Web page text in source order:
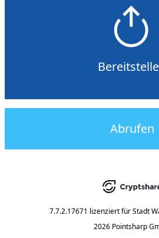
Abrufen
7.7.2.17671 lizenziert für Stadt
2026 Pointsharp